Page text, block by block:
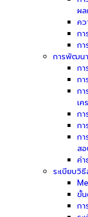
ผ
คว
กา
กา
การพัฒน
กา
ก
ก
เค
กา
กา
กา
ส
ค่า
ระเบียบวิ
ขั้
กา